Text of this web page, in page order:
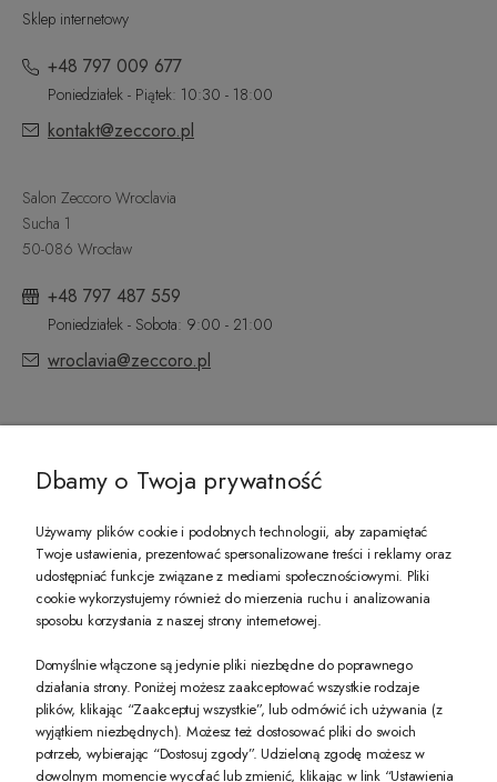
Sklep internetowy
+48 797 009 677
Poniedziałek - Piątek: 10:30 - 18:00
kontakt@zeccoro.pl
Salon Zeccoro Wroclavia
Sucha 1
50-086 Wrocław
+48 797 487 559
Poniedziałek - Sobota: 9:00 - 21:00
wroclavia@zeccoro.pl
PREZENT DLA CIEBIE!
-10% na pierwsze zakupy na zeccoro.pl Gdy zapiszesz się do naszego
Twoje dane będą przetwarzane zgodnie z nasząpolityką prywatności
Dbamy o Twoja prywatność
Używamy plików cookie i podobnych technologii, aby zapamiętać
Twoje ustawienia, prezentować spersonalizowane treści i reklamy oraz
udostępniać funkcje związane z mediami społecznościowymi. Pliki
cookie wykorzystujemy również do mierzenia ruchu i analizowania
sposobu korzystania z naszej strony internetowej.
Domyślnie włączone są jedynie pliki niezbędne do poprawnego
działania strony. Poniżej możesz zaakceptować wszystkie rodzaje
plików, klikając “Zaakceptuj wszystkie”, lub odmówić ich używania (z
wyjątkiem niezbędnych). Możesz też dostosować pliki do swoich
potrzeb, wybierając “Dostosuj zgody”. Udzieloną zgodę możesz w
dowolnym momencie wycofać lub zmienić, klikając w link “Ustawienia